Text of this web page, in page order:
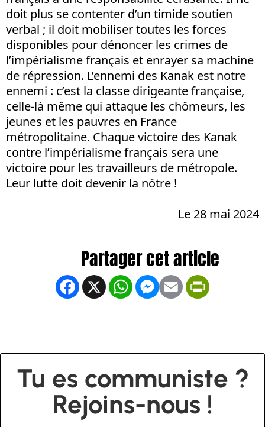
doit plus se contenter d’un timide soutien
verbal ; il doit mobiliser toutes les forces
disponibles pour dénoncer les crimes de
l’impérialisme français et enrayer sa machine
de répression. L’ennemi des Kanak est notre
ennemi : c’est la classe dirigeante française,
celle-là même qui attaque les chômeurs, les
jeunes et les pauvres en France
métropolitaine. Chaque victoire des Kanak
contre l’impérialisme français sera une
victoire pour les travailleurs de métropole.
Leur lutte doit devenir la nôtre !
Le 28 mai 2024
Facebook
X WhatsApp
Messenger
Email
Tu es communiste ?
Rejoins-nous !